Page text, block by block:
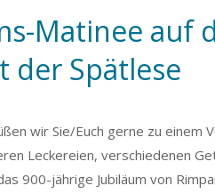
Matinee auf
der Spätlese
wir Sie/Euch gerne zu einem
Leckereien, verschiedenen
900-jährige Jubiläum von